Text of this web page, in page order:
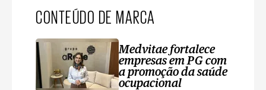
CONTEÚDO DE MARCA
Medvitae fortalece
empresas em PG com
a promoção da saúde
ocupacional